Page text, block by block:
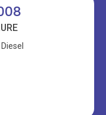
Diesel